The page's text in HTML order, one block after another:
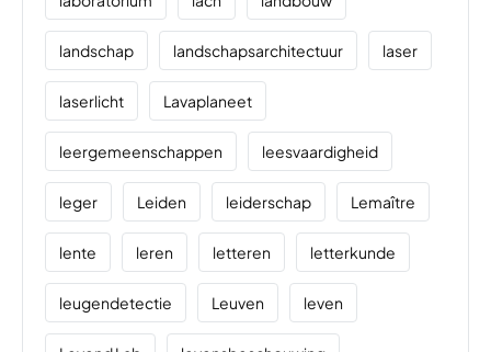
landschap landschapsarchitectuur laser
laserlicht Lavaplaneet
leergemeenschappen leesvaardigheid
leger Leiden leiderschap Lemaître
lente leren letteren letterkunde
leugendetectie Leuven leven